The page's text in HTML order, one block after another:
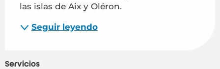
las islas de Aix y Oléron.
Seguir leyendo
Servicios